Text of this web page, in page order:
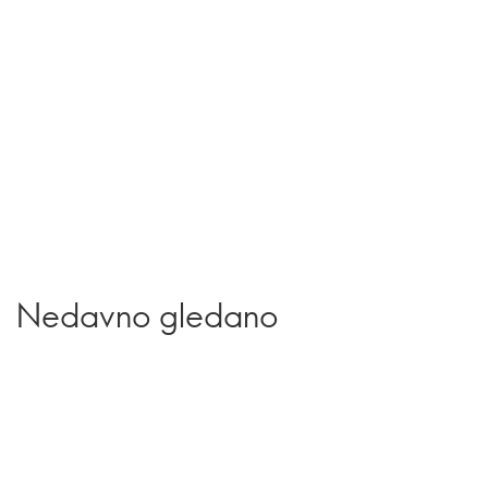
Nedavno gledano